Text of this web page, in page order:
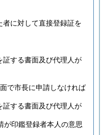
に対して直接登録証を
する書面及び代理人が
で市長に申請しなければ
する書面及び代理人が
が印鑑登録者本人の意思